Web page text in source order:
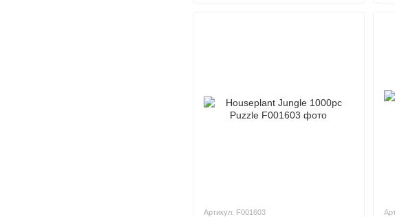
Артикул: F001603